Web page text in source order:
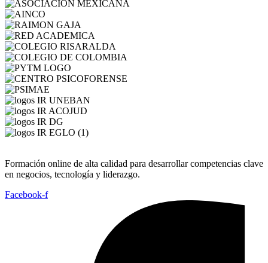
Formación online de alta calidad para desarrollar competencias clave
en negocios, tecnología y liderazgo.
Facebook-f